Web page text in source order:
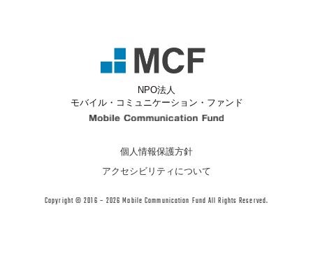
NPO法人
モバイル・コミュニケーション・ファンド
個人情報保護方針
アクセシビリティについて
Copyright © 2016 – 2026 Mobile Communication Fund All Rights Reserved.